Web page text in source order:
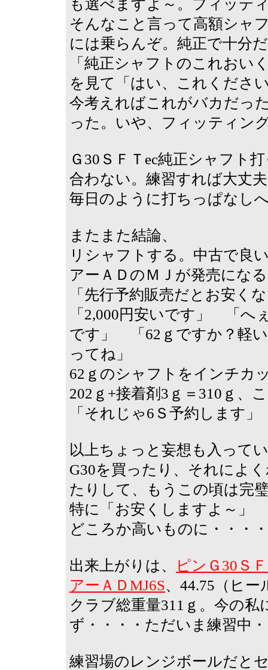
も選べますよ～。フィッテ
そんなこと言って高額シャ
には乗らんぞ。純正で十分
「純正シャフトのこれお
を見て「はい、これくださ
今考えればこれがバカだっ
った。いや、フィッティン
Ｇ30ＳＦＴec純正シャフト
合わない。練習すれば大丈
毎日のように打ちっぱなし
またまた結論、
リシャフトする。中古で
アーＡＤのＭＪが発売にな
「先行予約販売だとお安
「2,000円安いです」 「へ
です」 「62ｇですか？軽
ってね」
62ｇのシャフトをインチカ
202ｇ+接着剤3ｇ＝310ｇ、
「それじゃ6Ｓ予約します
以上ちょっと妄想も入って
G30を買ったり、それによ
たりして、もうこの頃は完
特に「お安くしますよ～」
どころか高いものに・・・
出来上がりは、
ピンＧ30Ｓ
アーＡＤMJ6S、44.75（ヒー
クラブ総重量311ｇ。今の
ず・・・・ただいま練習中
練習場のレンジボールだと